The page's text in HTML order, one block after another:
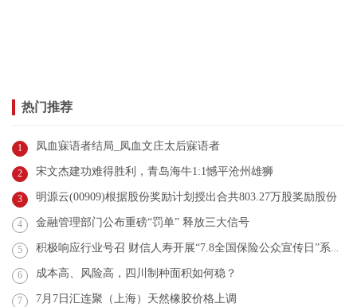
热门推荐
1 凤血寐语者结局_凤血文庄太后寐语者
2 宋文杰建功难得胜利，青岛海牛1:1憾平沧州雄狮
3 明源云(00909)根据股份奖励计划授出合共803.27万股奖励股份
4 金融管理部门公布重磅“罚单” 释放三大信号
5 积极响应行业号召 财信人寿开展“7.8全国保险公众宣传日”系列活动
6 成本高、风险高，四川制种面积如何稳？
7 7月7日汇连聚（上海）天然橡胶价格上调